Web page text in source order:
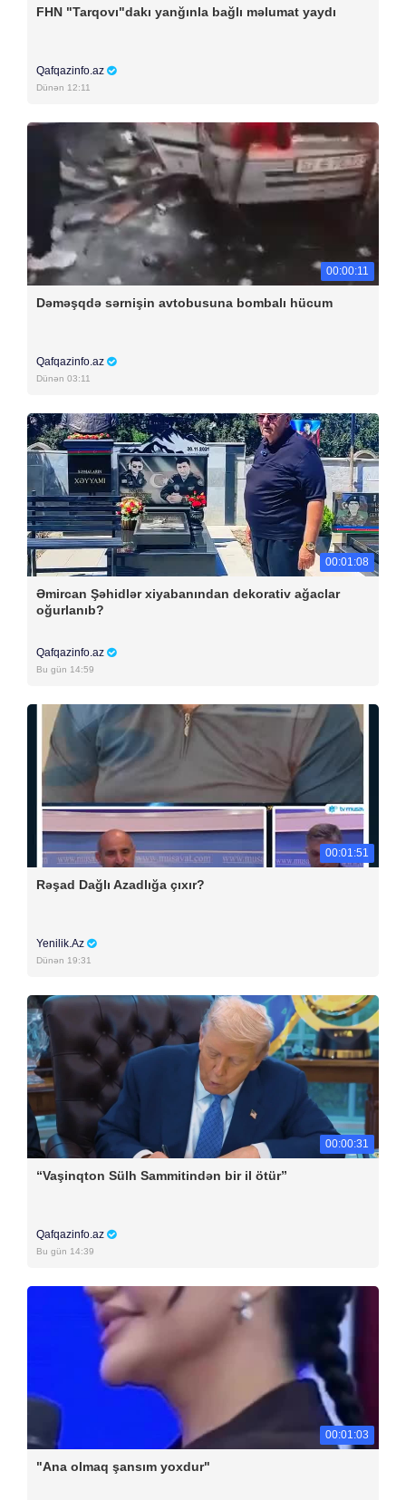
FHN "Tarqovı"dakı yanğınla bağlı məlumat yaydı
Qafqazinfo.az
Dünən 12:11
00:00:11
Dəməşqdə sərnişin avtobusuna bombalı hücum
Qafqazinfo.az
Dünən 03:11
00:01:08
Əmircan Şəhidlər xiyabanından dekorativ ağaclar
oğurlanıb?
Qafqazinfo.az
Bu gün 14:59
00:01:51
Rəşad Dağlı Azadlığa çıxır?
Yenilik.Az
Dünən 19:31
00:00:31
“Vaşinqton Sülh Sammitindən bir il ötür”
Qafqazinfo.az
Bu gün 14:39
00:01:03
"Ana olmaq şansım yoxdur"